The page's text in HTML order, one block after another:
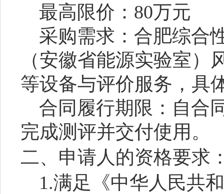
最高限价： 80万元
采购需求：合肥综合
（安徽省能源实验室）
等设备与评价服务 ，具
合同履行期限： 自合
完成测评并交付使用。
二、申请人的资格要求
1.满足《中华人民共